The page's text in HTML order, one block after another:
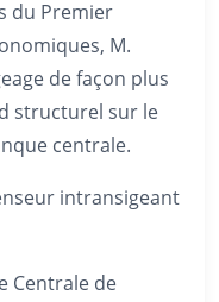
du Premier
M.
de façon plus
structurel sur le
centrale.
intransigeant
Centrale de